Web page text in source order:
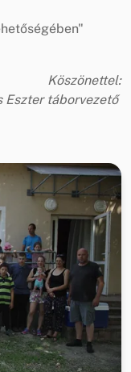
Köszönettel:
Eszter táborvezető